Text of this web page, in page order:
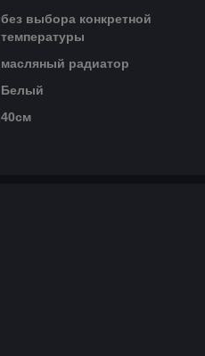
без выбора конкретной
температуры
масляный радиатор
Белый
40см